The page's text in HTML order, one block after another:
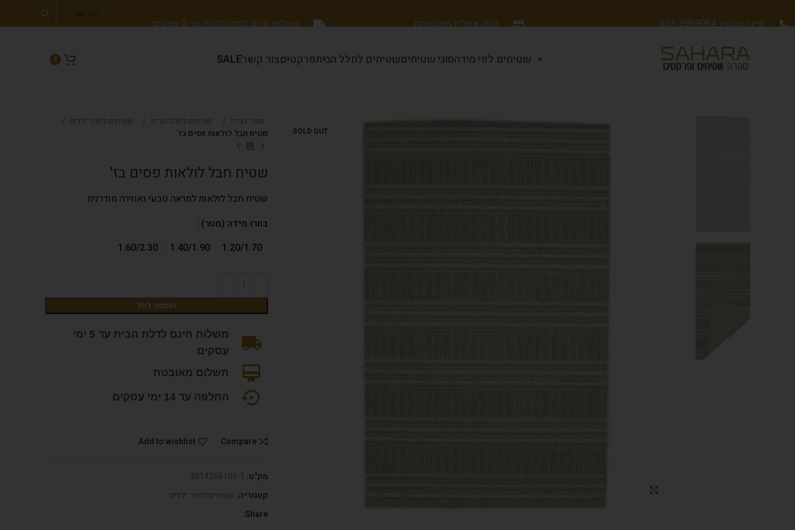
משלוח חינם לבית הלקוח עד 5 עסקים קניה אונליין מאובטחת חייגו עכשיו: 053-2869064
צור קשר
שטיחים לפי מידהסוגי שטיחיםשטיחים לחלל הביתפרקטיםצור קשרSALE
0
SOLD OUT
עמוד הבית שטיחים לחלל הבית
שטיחים לחדר ילדים
שטיח חבל לולאות פסים בז'
שטיח חבל לולאות פסים בז'
שטיח חבל לולאות למראה טבעי ואווירה מודרנית
בחרו מידה (מטר)
1.20/1.70
1.40/1.90
1.60/2.30
הוספה לסל
משלוח חינם לדלת הבית עד 5 ימי
עסקים
תשלום מאובטח
החלפה עד 14 ימי עסקים
Compare
Add to wishlist
מק"ט: 3014266101-1
קטגוריה: שטיחים לחדר ילדים
Share: